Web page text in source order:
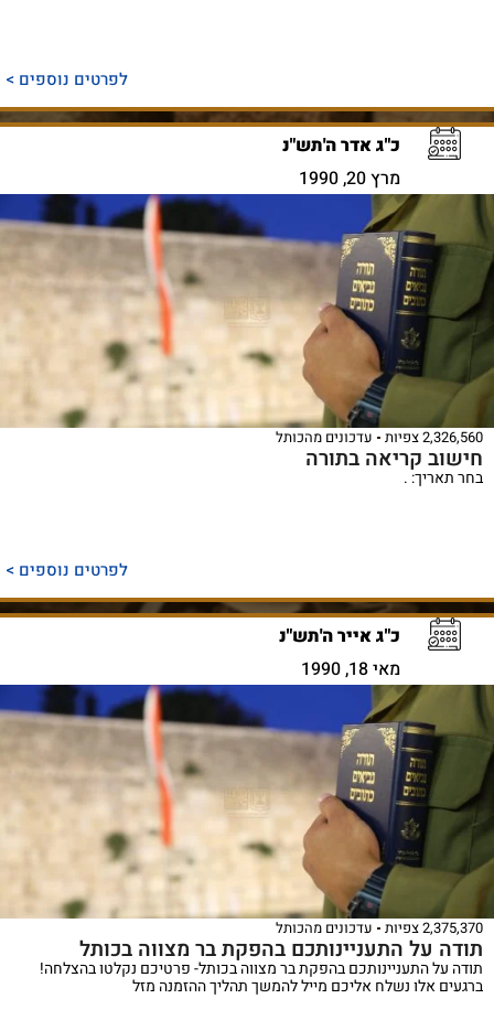
לפרטים נוספים >
כ"ג אדר ה'תש"נ
מרץ 20, 1990
2,326,560 צפיות עדכונים מהכותל
חישוב קריאה בתורה
בחר תאריך: .
לפרטים נוספים >
כ"ג אייר ה'תש"נ
מאי 18, 1990
2,375,370 צפיות עדכונים מהכותל
תודה על התעניינותכם בהפקת בר מצווה בכותל
תודה על התעניינותכם בהפקת בר מצווה בכותל- פרטיכם נקלטו בהצלחה!
ברגעים אלו נשלח אליכם מייל להמשך תהליך ההזמנה מזל